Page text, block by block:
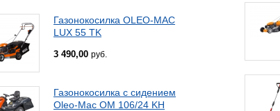
Газонокосилка OLEO-MAC
LUX 55 TK
3 490,00 руб.
Газонокосилка с сидением
Oleo-Mac OM 106/24 KH